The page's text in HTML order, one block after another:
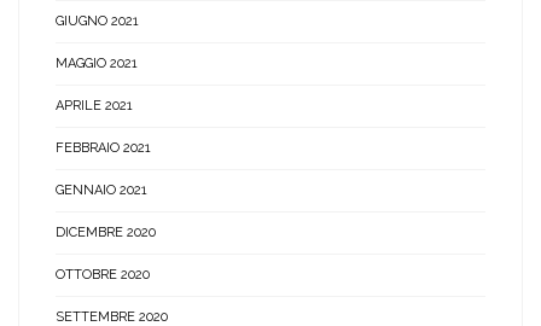
GIUGNO 2021
MAGGIO 2021
APRILE 2021
FEBBRAIO 2021
GENNAIO 2021
DICEMBRE 2020
OTTOBRE 2020
SETTEMBRE 2020